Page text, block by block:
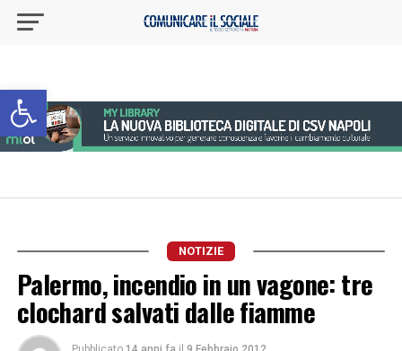
Apri la barra degli strumenti
NOTIZIE
Palermo, incendio in un vagone: tre
clochard salvati dalle fiamme